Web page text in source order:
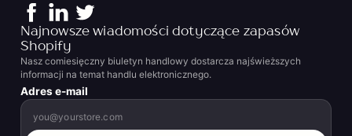
Najnowsze wiadomości dotyczące zapasów
Shopify
Nasz comiesięczny biuletyn handlowy dostarcza najświeższych
informacji na temat handlu elektronicznego.
Adres e-mail